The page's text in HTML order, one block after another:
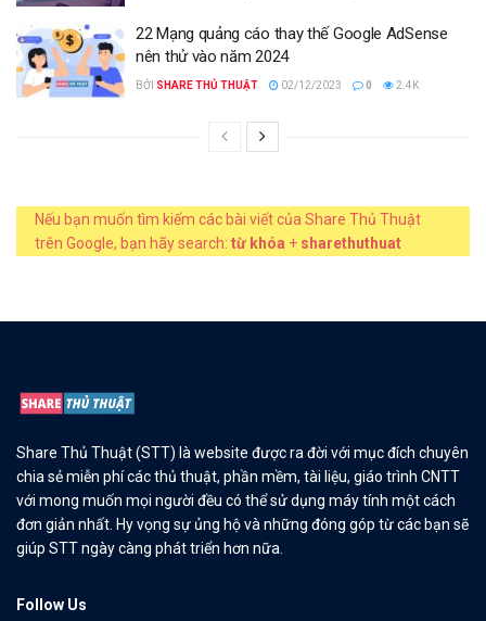
22 Mạng quảng cáo thay thế Google AdSense
nên thử vào năm 2024
BỞI SHARE THỦ THUẬT 02/12/2023 0 2.4K
Nếu bạn muốn tìm kiếm các bài viết của Share Thủ Thuật
trên Google, bạn hãy search: từ khóa + sharethuthuat
Share Thủ Thuật (STT) là website được ra đời với mục đích chuyên
chia sẻ miễn phí các thủ thuật, phần mềm, tài liệu, giáo trình CNTT
với mong muốn mọi người đều có thể sử dụng máy tính một cách
đơn giản nhất. Hy vọng sự ủng hộ và những đóng góp từ các bạn sẽ
giúp STT ngày càng phát triển hơn nữa.
Follow Us